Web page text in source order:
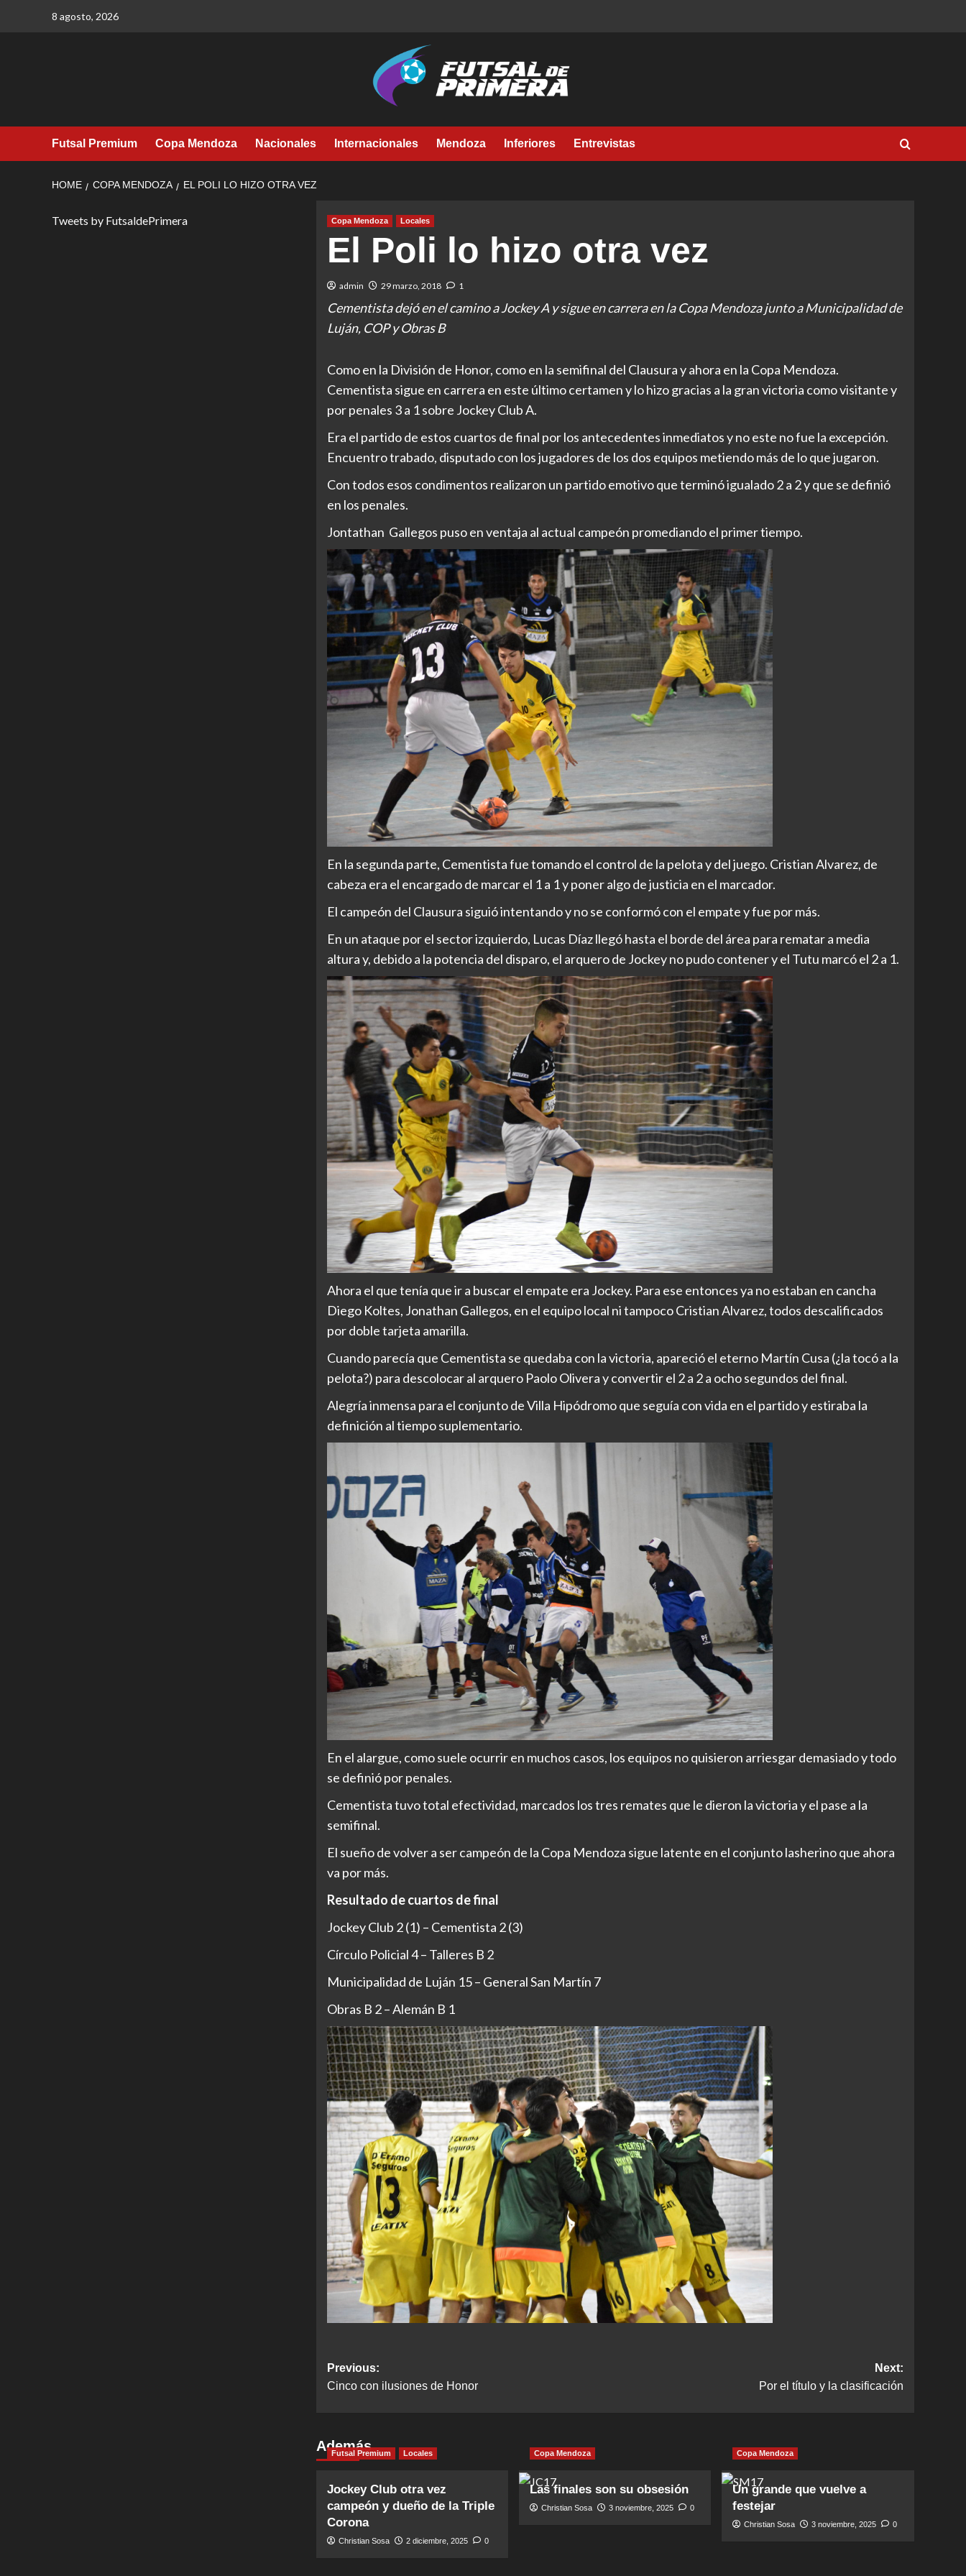
8 agosto, 2026
Futsal Premium Copa Mendoza Nacionales Internacionales Mendoza Inferiores Entrevistas
HOME COPA MENDOZA EL POLI LO HIZO OTRA VEZ
Copa Mendoza Locales
El Poli lo hizo otra vez
admin 29 marzo, 2018 1
Cementista dejó en el camino a Jockey A y sigue en carrera en la Copa Mendoza junto a Municipalidad de
Luján, COP y Obras B
Como en la División de Honor, como en la semifinal del Clausura y ahora en la Copa Mendoza.
Cementista sigue en carrera en este último certamen y lo hizo gracias a la gran victoria como visitante y
por penales 3 a 1 sobre Jockey Club A.
Era el partido de estos cuartos de final por los antecedentes inmediatos y no este no fue la excepción.
Encuentro trabado, disputado con los jugadores de los dos equipos metiendo más de lo que jugaron.
Con todos esos condimentos realizaron un partido emotivo que terminó igualado 2 a 2 y que se definió
en los penales.
Jontathan Gallegos puso en ventaja al actual campeón promediando el primer tiempo.
En la segunda parte, Cementista fue tomando el control de la pelota y del juego. Cristian Alvarez, de
cabeza era el encargado de marcar el 1 a 1 y poner algo de justicia en el marcador.
El campeón del Clausura siguió intentando y no se conformó con el empate y fue por más.
En un ataque por el sector izquierdo, Lucas Díaz llegó hasta el borde del área para rematar a media
altura y, debido a la potencia del disparo, el arquero de Jockey no pudo contener y el Tutu marcó el 2 a 1.
Ahora el que tenía que ir a buscar el empate era Jockey. Para ese entonces ya no estaban en cancha
Diego Koltes, Jonathan Gallegos, en el equipo local ni tampoco Cristian Alvarez, todos descalificados
por doble tarjeta amarilla.
Cuando parecía que Cementista se quedaba con la victoria, apareció el eterno Martín Cusa (¿la tocó a la
pelota?) para descolocar al arquero Paolo Olivera y convertir el 2 a 2 a ocho segundos del final.
Alegría inmensa para el conjunto de Villa Hipódromo que seguía con vida en el partido y estiraba la
definición al tiempo suplementario.
En el alargue, como suele ocurrir en muchos casos, los equipos no quisieron arriesgar demasiado y todo
se definió por penales.
Cementista tuvo total efectividad, marcados los tres remates que le dieron la victoria y el pase a la
semifinal.
El sueño de volver a ser campeón de la Copa Mendoza sigue latente en el conjunto lasherino que ahora
va por más.
Resultado de cuartos de final
Jockey Club 2 (1) – Cementista 2 (3)
Círculo Policial 4 – Talleres B 2
Municipalidad de Luján 15 – General San Martín 7
Obras B 2 – Alemán B 1
Post
navigation
Previous:
Cinco con ilusiones de Honor
Next:
Por el título y la clasificación
Además
Futsal Premium Locales
Jockey Club otra vez
campeón y dueño de la Triple
Corona
Christian Sosa 2 diciembre, 2025 0
Copa Mendoza
Las finales son su obsesión
Christian Sosa 3 noviembre, 2025 0
Copa Mendoza
Un grande que vuelve a
festejar
Christian Sosa 3 noviembre, 2025 0
Tweets by FutsaldePrimera